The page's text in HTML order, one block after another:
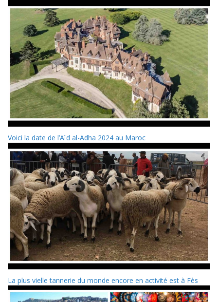
Voici la date de l’Aïd al-Adha 2024 au Maroc
La plus vielle tannerie du monde encore en activité est à Fès